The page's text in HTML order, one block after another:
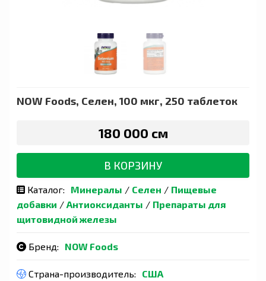
NOW Foods, Селен, 100 мкг, 250 таблеток
180 000 сӯм
В КОРЗИНУ
Каталог: Минералы / Селен / Пищевые
добавки / Антиоксиданты / Препараты для
щитовидной железы
Бренд: NOW Foods
Страна-производитель: США